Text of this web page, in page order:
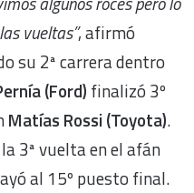
vueltas”, afirmó
su 2ª carrera dentro
(Ford) finalizó 3º
Matías Rossi (Toyota).
3ª vuelta en el afán
al 15º puesto final.